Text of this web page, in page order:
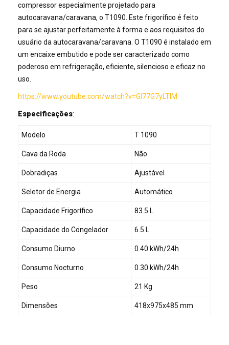
compressor especialmente projetado para
autocaravana/caravana, o T1090. Este frigorífico é feito
para se ajustar perfeitamente à forma e aos requisitos do
usuário da autocaravana/caravana. O T1090 é instalado em
um encaixe embutido e pode ser caracterizado como
poderoso em refrigeração, eficiente, silencioso e eficaz no
uso.
https://www.youtube.com/watch?v=GI77G7yLTlM
Especificações:
Modelo T 1090
Cava da Roda Não
Dobradiças Ajustável
Seletor de Energia Automático
Capacidade Frigorífico 83.5 L
Capacidade do Congelador 6.5 L
Consumo Diurno 0.40 kWh/24h
Consumo Nocturno 0.30 kWh/24h
Peso 21 Kg
Dimensões 418x975x485 mm